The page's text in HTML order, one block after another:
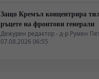
Защо Кремъл концентрира
ръцете на фронтови генерали
Дежурен редактор - д-р Румен
07.08.2026 06:55